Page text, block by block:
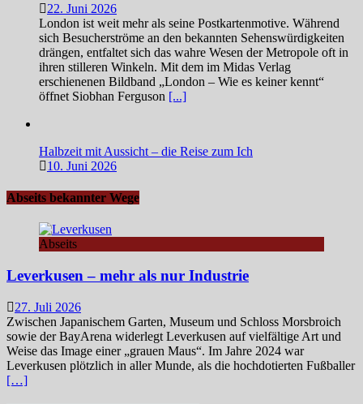
22. Juni 2026
London ist weit mehr als seine Postkartenmotive. Während
sich Besucherströme an den bekannten Sehenswürdigkeiten
drängen, entfaltet sich das wahre Wesen der Metropole oft in
ihren stilleren Winkeln. Mit dem im Midas Verlag
erschienenen Bildband „London – Wie es keiner kennt“
öffnet Siobhan Ferguson [...]
Halbzeit mit Aussicht – die Reise zum Ich
10. Juni 2026
Abseits bekannter Wege
Abseits
Leverkusen – mehr als nur Industrie
27. Juli 2026
Zwischen Japanischem Garten, Museum und Schloss Morsbroich
sowie der BayArena widerlegt Leverkusen auf vielfältige Art und
Weise das Image einer „grauen Maus“. Im Jahre 2024 war
Leverkusen plötzlich in aller Munde, als die hochdotierten Fußballer
[…]